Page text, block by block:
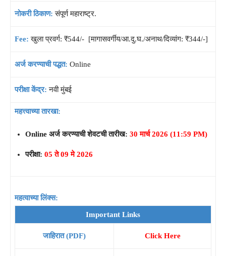
नोकरी ठिकाण:संपूर्ण महाराष्ट्र.
Fee:खुला प्रवर्ग: ₹544/- [मागासवर्गीय/आ.दु.घ./अनाथ/दिव्यांग: ₹344/-]
अर्ज करण्याची पद्धत: Online
परीक्षा केंद्र:नवी मुंबई
महत्त्वाच्या तारखा:
Online अर्ज करण्याची शेवटची तारीख: 30 मार्च 2026 (11:59 PM)
परीक्षा: 05 ते 09 मे 2026
महत्वाच्या लिंक्स:
Important Links
जाहिरात (PDF) Click Here